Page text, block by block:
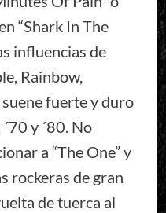
“Shark In The
influencias de
Rainbow,
fuerte y duro
y ´80. No
a “The One” y
rockeras de gran
de tuerca al